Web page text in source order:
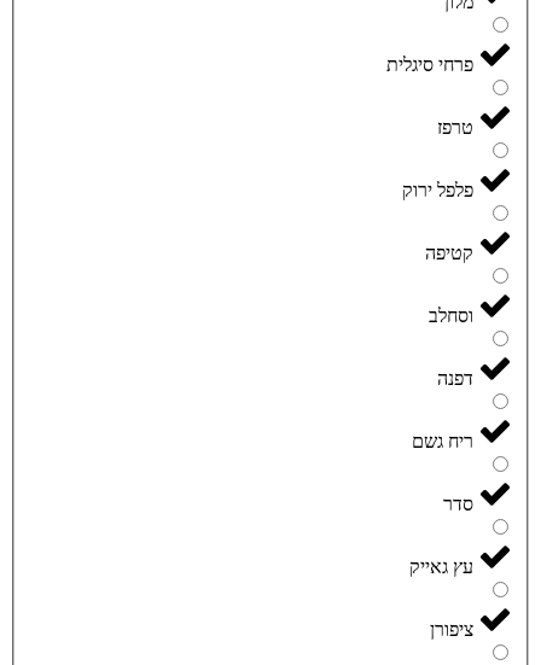
פרחי סיגלית
טרפז
פלפל ירוק
קטיפה
וסחלב
דפנה
ריח גשם
סדר
עץ גאייק
ציפורן